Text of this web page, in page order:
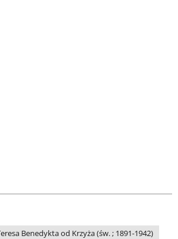
Benedykta od Krzyża (św. ; 1891-1942)